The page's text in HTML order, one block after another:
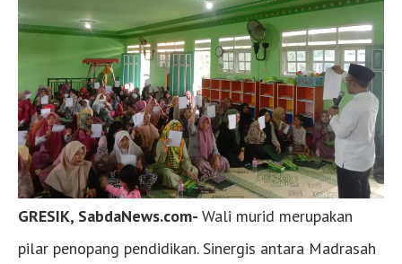
GRESIK, SabdaNews.com- Wali murid merupakan
pilar penopang pendidikan. Sinergis antara Madrasah